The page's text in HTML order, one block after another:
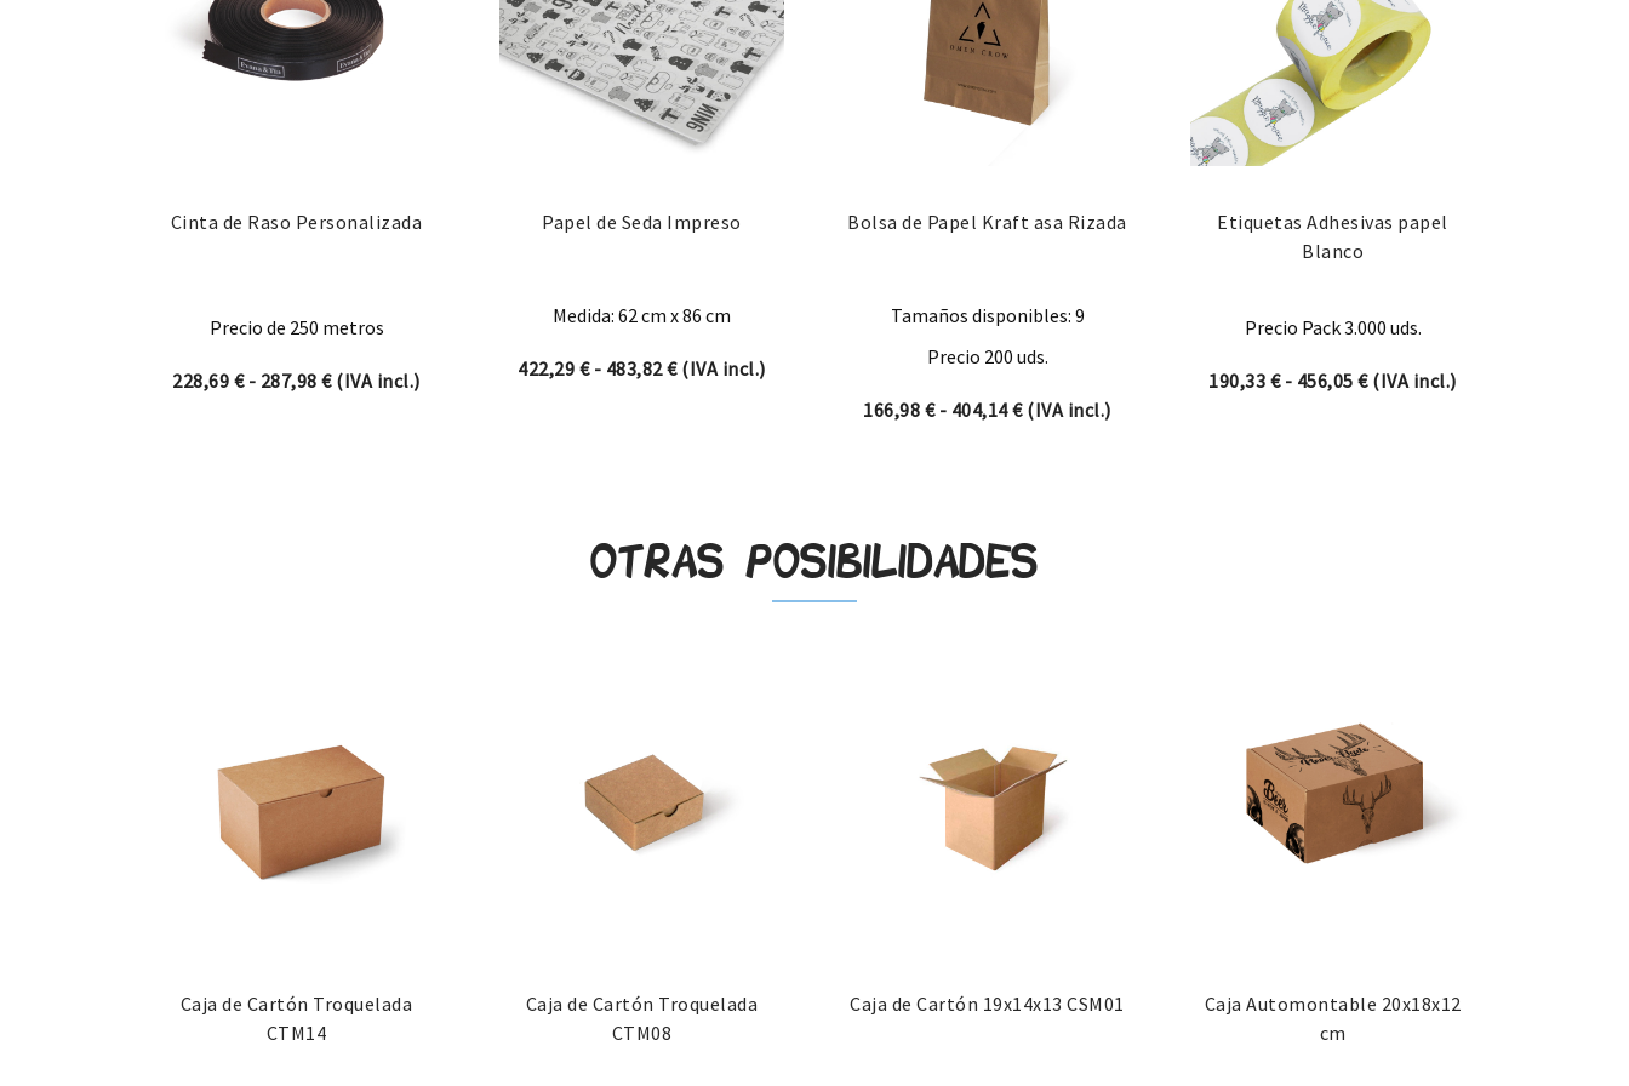
Cinta de Raso Personalizada
Precio de 250 metros
228,69 € - 287,98€Rango de precios: desde 228,69 € hasta 287,98 €
(IVA incl.)
Papel de Seda Impreso
Medida: 62 cm x 86 cm
422,29 € - 483,82€Rango de precios: desde 422,29 € hasta 483,82 €
(IVA incl.)
Bolsa de Papel Kraft asa Rizada
Tamaños disponibles: 9
Precio 200 uds.
166,98 € - 404,14€Rango de precios: desde 166,98 € hasta 404,14 €
(IVA incl.)
Etiquetas Adhesivas papel
Blanco
Precio Pack 3.000 uds.
190,33 € - 456,05€Rango de precios: desde
(IVA incl.)
Otras posibilidades
Caja de Cartón Troquelada
CTM14
Caja de Cartón Troquelada
CTM08
Caja de Cartón 19x14x13 CSM01
Caja Automontable 20x18x12
cm